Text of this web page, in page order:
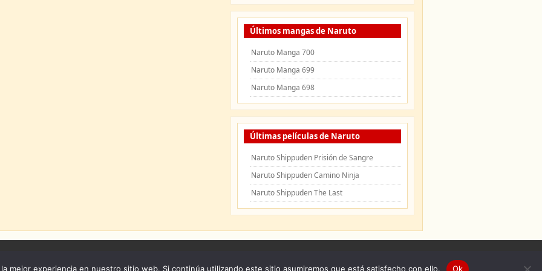
Últimos mangas de Naruto
Naruto Manga 700
Naruto Manga 699
Naruto Manga 698
Últimas películas de Naruto
Naruto Shippuden Prisión de Sangre
Naruto Shippuden Camino Ninja
Naruto Shippuden The Last
mejor experiencia en nuestro sitio web. Si continúa utilizando este sitio asumiremos que está satisfecho con ello. Ok